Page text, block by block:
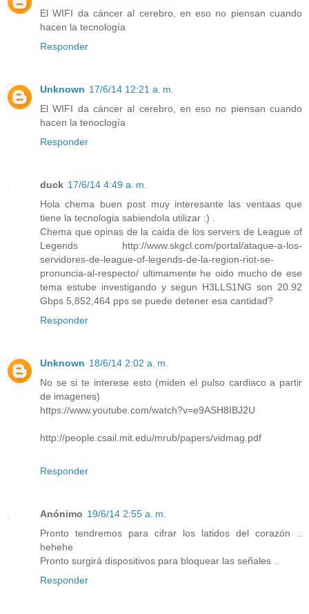
El WIFI da cáncer al cerebro, en eso no piensan cuando
hacen la tecnología
Responder
Unknown 17/6/14 12:21 a. m.
El WIFI da cáncer al cerebro, en eso no piensan cuando
hacen la tenoclogía
Responder
duck 17/6/14 4:49 a. m.
Hola chema buen post muy interesante las ventaas que
tiene la tecnologia sabiendola utilizar :) .
Chema que opinas de la caida de los servers de League of
Legends http://www.skgcl.com/portal/ataque-a-los-
servidores-de-league-of-legends-de-la-region-riot-se-
pronuncia-al-respecto/ ultimamente he oido mucho de ese
tema estube investigando y segun H3LLS1NG son 20.92
Gbps 5,852,464 pps se puede detener esa cantidad?
Responder
Unknown 18/6/14 2:02 a. m.
No se si te interese esto (miden el pulso cardiaco a partir
de imagenes)
https://www.youtube.com/watch?v=e9ASH8IBJ2U
http://people.csail.mit.edu/mrub/papers/vidmag.pdf
Responder
Anónimo 19/6/14 2:55 a. m.
Pronto tendremos para cifrar los latidos del corazón ..
hehehe
Pronto surgirá dispositivos para bloquear las señales ..
Responder